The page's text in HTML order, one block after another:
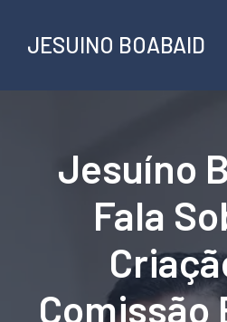
JESUINO BOABAID
Jesuíno
Fala
Comissão